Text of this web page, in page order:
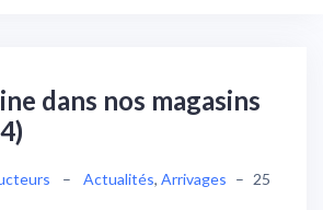
dans nos magasins
– Actualités, Arrivages – 25